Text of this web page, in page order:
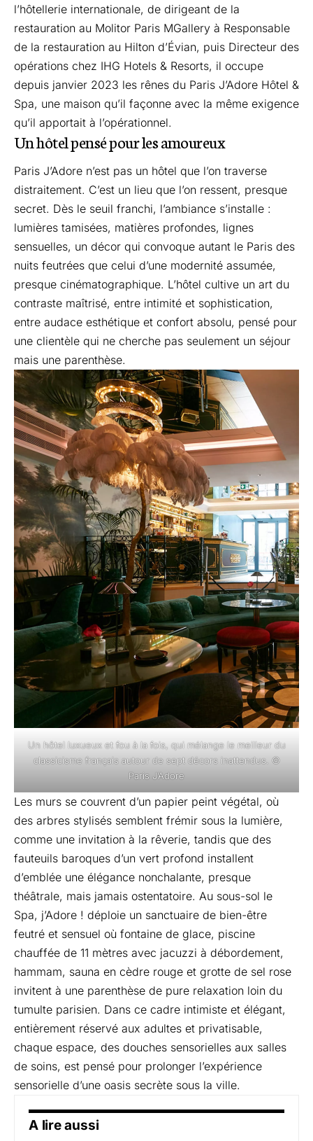
l’hôtellerie internationale, de dirigeant de la
restauration au Molitor Paris MGallery à Responsable
de la restauration au Hilton d’Évian, puis Directeur des
opérations chez IHG Hotels & Resorts, il occupe
depuis janvier 2023 les rênes du Paris J’Adore Hôtel &
Spa, une maison qu’il façonne avec la même exigence
qu’il apportait à l’opérationnel.
Un hôtel pensé pour les amoureux
Paris J’Adore n’est pas un hôtel que l’on traverse
distraitement. C’est un lieu que l’on ressent, presque
secret. Dès le seuil franchi, l’ambiance s’installe :
lumières tamisées, matières profondes, lignes
sensuelles, un décor qui convoque autant le Paris des
nuits feutrées que celui d’une modernité assumée,
presque cinématographique. L’hôtel cultive un art du
contraste maîtrisé, entre intimité et sophistication,
entre audace esthétique et confort absolu, pensé pour
une clientèle qui ne cherche pas seulement un séjour
mais une parenthèse.
Un hôtel luxueux et fou à la fois, qui mélange le meilleur du
classicisme français autour de sept décors inattendus. ©
Paris J’Adore
Les murs se couvrent d’un papier peint végétal, où
des arbres stylisés semblent frémir sous la lumière,
comme une invitation à la rêverie, tandis que des
fauteuils baroques d’un vert profond installent
d’emblée une élégance nonchalante, presque
théâtrale, mais jamais ostentatoire. Au sous-sol le
Spa, j’Adore ! déploie un sanctuaire de bien-être
feutré et sensuel où fontaine de glace, piscine
chauffée de 11 mètres avec jacuzzi à débordement,
hammam, sauna en cèdre rouge et grotte de sel rose
invitent à une parenthèse de pure relaxation loin du
tumulte parisien. Dans ce cadre intimiste et élégant,
entièrement réservé aux adultes et privatisable,
chaque espace, des douches sensorielles aux salles
de soins, est pensé pour prolonger l’expérience
sensorielle d’une oasis secrète sous la ville.
A lire aussi